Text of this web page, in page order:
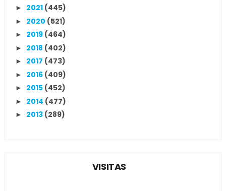
► 2021 (445)
► 2020 (521)
► 2019 (464)
► 2018 (402)
► 2017 (473)
► 2016 (409)
► 2015 (452)
► 2014 (477)
► 2013 (289)
VISITAS